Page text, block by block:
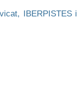
IBERPISTES i